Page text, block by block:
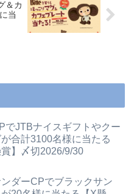
＆カ
当
でJTBナイスギフトやクー
合計3100名様に当たる
賞】〆切2026/9/30
ダーCPでブラックサン